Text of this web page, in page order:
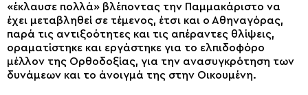
«έκλαυσε πολλά» βλέποντας την Παμμακάριστο να
έχει μεταβληθεί σε τέμενος, έτσι και ο Αθηναγόρας,
παρά τις αντιξοότητες και τις απέραντες θλίψεις,
οραματίστηκε και εργάστηκε για το ελπιδοφόρο
μέλλον της Ορθοδοξίας, για την ανασυγκρότηση των
δυνάμεων και το άνοιγμά της στην Οικουμένη.